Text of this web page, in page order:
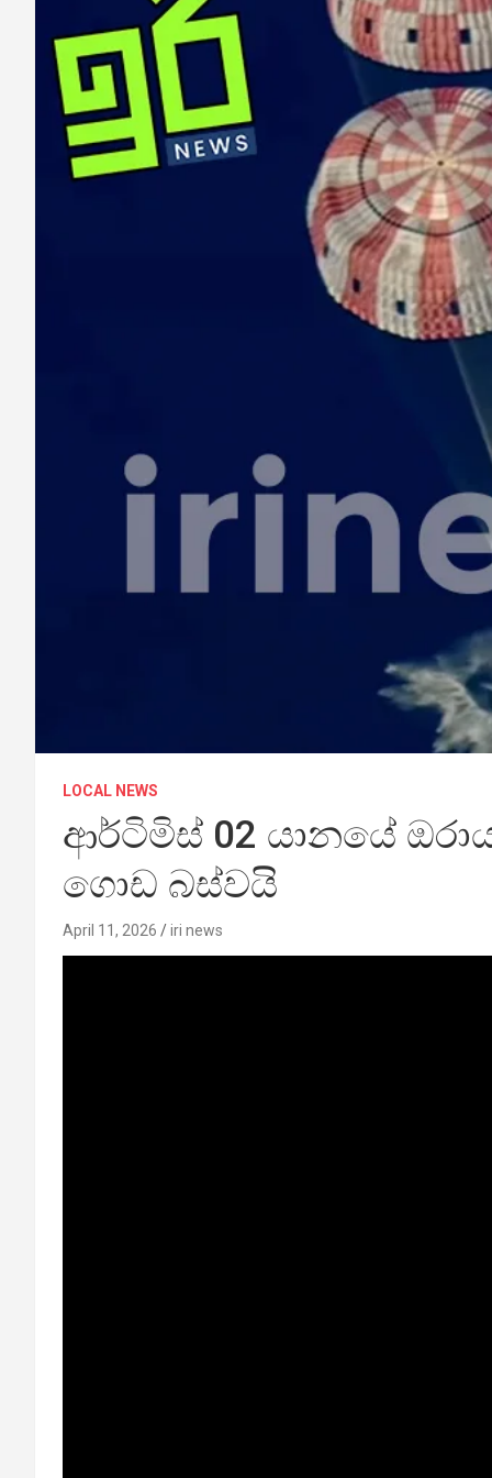
LOCAL NEWS
ආර්ටිමිස් 02 යානයේ
ගොඩ බස්වයි
April 11, 2026 iri news